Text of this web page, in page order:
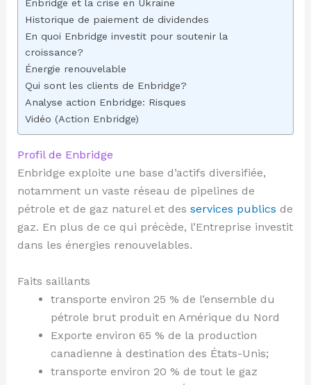
Enbridge et la crise en Ukraine
Historique de paiement de dividendes
En quoi Enbridge investit pour soutenir la
croissance?
Énergie renouvelable
Qui sont les clients de Enbridge?
Analyse action Enbridge: Risques
Vidéo (Action Enbridge)
Profil de Enbridge
Enbridge exploite une base d’actifs diversifiée,
notamment un vaste réseau de pipelines de
pétrole et de gaz naturel et des services publics de
gaz. En plus de ce qui précède, l’Entreprise investit
dans les énergies renouvelables.
Faits saillants
transporte environ 25 % de l’ensemble du
pétrole brut produit en Amérique du Nord
Exporte environ 65 % de la production
canadienne à destination des États-Unis;
transporte environ 20 % de tout le gaz